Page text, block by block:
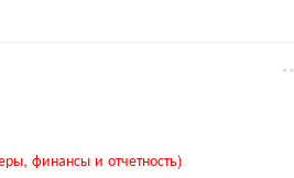
финансы и отчетность)